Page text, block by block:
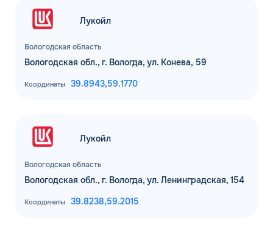
Вологодская область
Лукойл
Вологодская обл., г. Вологда, ул. Конева, 59
Координаты 39.8943,59.1770
Вологодская область
Лукойл
Вологодская обл., г. Вологда, ул. Ленинградская, 154
Координаты 39.8238,59.2015